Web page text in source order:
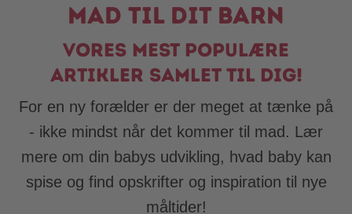
Mad til dit barn
Vores mest populære
artikler samlet til dig!
For en ny forælder er der meget at tænke på
- ikke mindst når det kommer til mad. Lær
mere om din babys udvikling, hvad baby kan
spise og find opskrifter og inspiration til nye
måltider!